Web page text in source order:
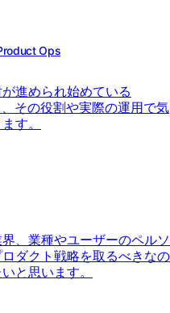
Ops
進められ始めている
その役割や実際の運用で気
す。
、業種やユーザーのペルソ
ダクト戦略を取るべきなの
と思います。